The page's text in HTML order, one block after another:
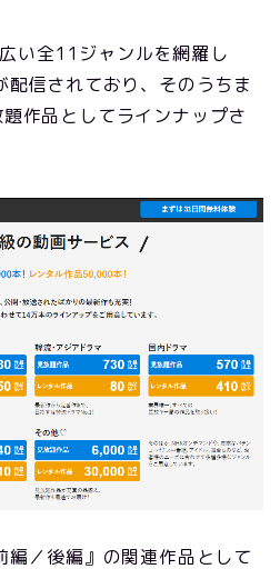
い全11ジャンルを網羅し
信されており、そのうちま
作品としてラインナップさ
編／後編』の関連作品として